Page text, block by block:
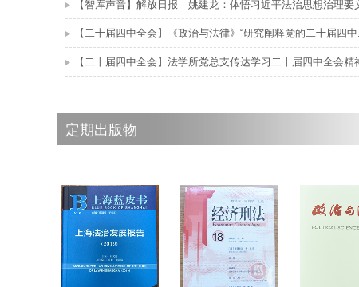
【智库声音】解放日报｜姚建龙：体悟习近平法治思想治理要
【二十届四中全会】《政治与法律》“研究阐释党的二十届四
【二十届四中全会】法学所党总支传达学习二十届四中全会精
定期出版物